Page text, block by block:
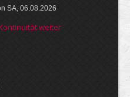
SA, 06.08.2026
weiter